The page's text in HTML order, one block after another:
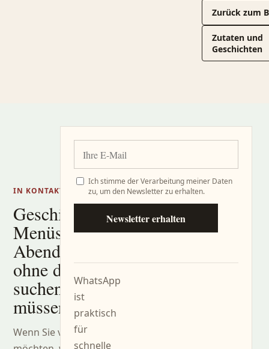
Zurück zum
Zutaten und
Geschichten
IN KONTAKT BLEIBEN
Geschichten,
Menüs und
Abende,
ohne danach
suchen zu
müssen.
Wenn Sie verfolgen
Ich stimme der Verarbeitung meiner Daten
zu, um den Newsletter zu erhalten.
Newsletter erhalten
WhatsApp
ist
praktisch
für
schnelle